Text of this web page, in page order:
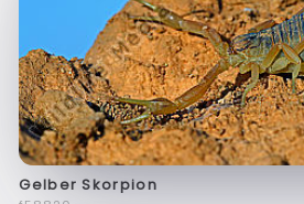
Gelber Skorpion